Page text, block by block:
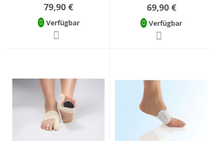
79,90 €
Verfügbar
69,90 €
Verfügbar